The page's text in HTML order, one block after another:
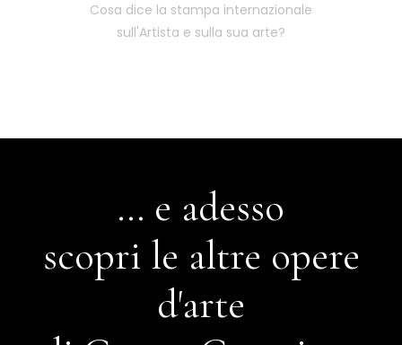
Cosa dice la stampa internazionale
sull'Artista e sulla sua arte?
... e adesso
scopri le altre opere
d'arte